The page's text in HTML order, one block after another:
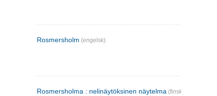
Rosmersholm (engelsk)
Rosmersholma : nelinäytöksinen näytelma (finsk)